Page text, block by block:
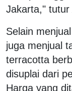
Jakarta," tutur
Selain
juga menjual
terracotta
disuplai dari
Harga yang